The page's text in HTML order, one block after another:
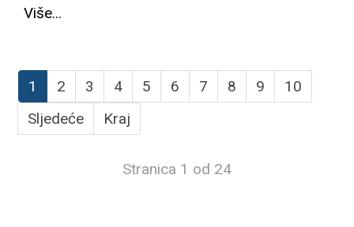
Više...
1 2 3 4 5 6 7 8 9
10
Sljedeće
Kraj
Stranica 1 od 24